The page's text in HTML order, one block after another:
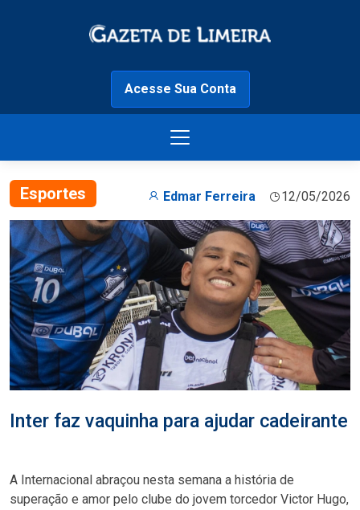
Acesse Sua Conta
Esportes Edmar Ferreira 12/05/2026
Inter faz vaquinha para ajudar cadeirante
A Internacional abraçou nesta semana a história de
superação e amor pelo clube do jovem torcedor Victor Hugo,